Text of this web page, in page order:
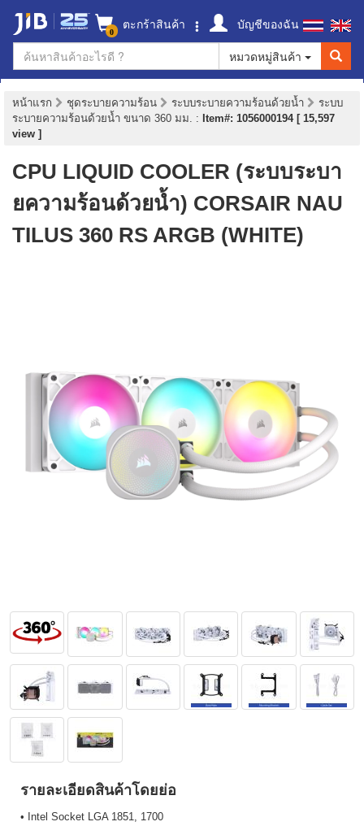
0 ตะกร้าสินค้า
บัญชีของฉัน
หมวดหมู่สินค้า
หน้าแรก ชุดระบายความร้อน ระบบระบายความร้อนด้วยน้ำ
ระบบ
ระบายความร้อนด้วยน้ำ ขนาด 360 มม. : Item#: 1056000194 [ 15,597
view ]
CPU LIQUID COOLER (ระบบระบา
ยความร้อนด้วยน้ำ) CORSAIR NAU
TILUS 360 RS ARGB (WHITE)
รายละเอียดสินค้าโดยย่อ
• Intel Socket LGA 1851, 1700